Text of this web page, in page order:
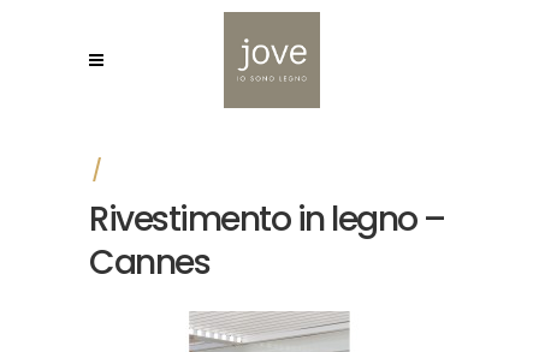
Rivestimento in legno –
Cannes